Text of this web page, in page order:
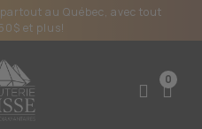
au Québec, avec tout
et plus!
0